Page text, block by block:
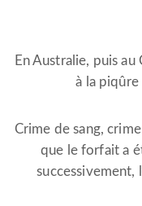
En Australie, puis
à la
Crime de sang,
que le forfait a